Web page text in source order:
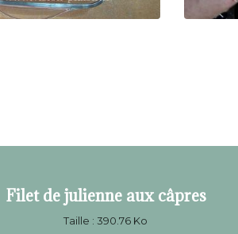
Filet de julienne aux câpres
Taille : 390.76 Ko